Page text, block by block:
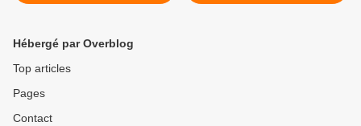
Hébergé par Overblog
Top articles
Pages
Contact